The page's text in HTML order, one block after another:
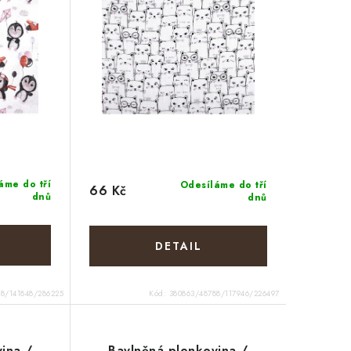
do tří
dnů
141848/286225
Odesíláme do tří
dnů
66 Kč
Kód: 380863/48788/117946/226497